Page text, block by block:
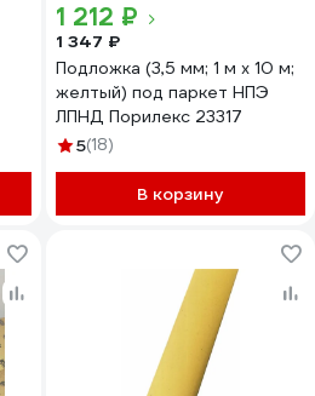
1 212 ₽
1 347 ₽
Подложка (3,5 мм; 1 м х 10 м;
желтый) под паркет НПЭ
ЛПНД Порилекс 23317
5(18)
В корзину